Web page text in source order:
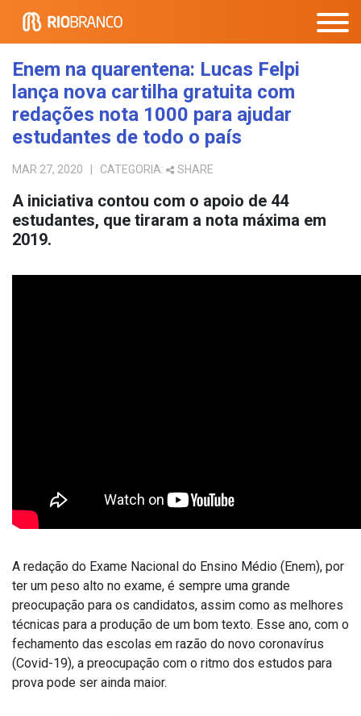
Enem na quarentena: Lucas Felpi
lança nova cartilha gratuita com
redações nota 1000 para ajudar
estudantes de todo o país
MAR 27, 2020 | CATEGORIA: SHARE
A iniciativa contou com o apoio de 44
estudantes, que tiraram a nota máxima em
2019.
A redação do Exame Nacional do Ensino Médio (Enem), por
ter um peso alto no exame, é sempre uma grande
preocupação para os candidatos, assim como as melhores
técnicas para a produção de um bom texto. Esse ano, com o
fechamento das escolas em razão do novo coronavírus
(Covid-19), a preocupação com o ritmo dos estudos para
prova pode ser ainda maior.